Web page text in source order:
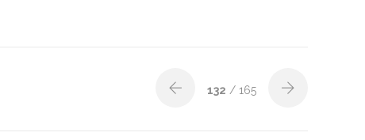
132 / 165